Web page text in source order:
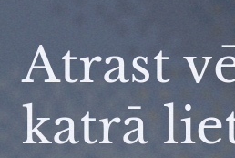
Atrast
katrā